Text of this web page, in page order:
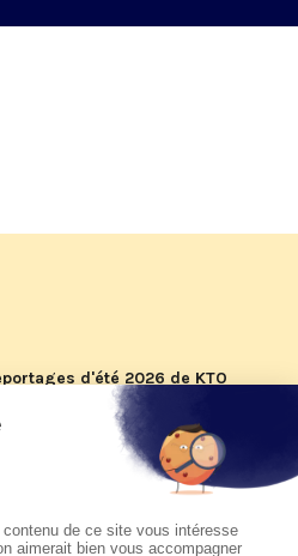
d'été 2026 de KTO
pastorale du pape Léon
août